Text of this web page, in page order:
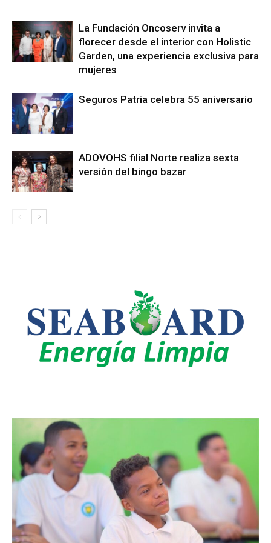
La Fundación Oncoserv invita a
florecer desde el interior con Holistic
Garden, una experiencia exclusiva para
mujeres
Seguros Patria celebra 55 aniversario
ADOVOHS filial Norte realiza sexta
versión del bingo bazar